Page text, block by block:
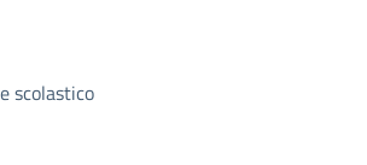
scolastico